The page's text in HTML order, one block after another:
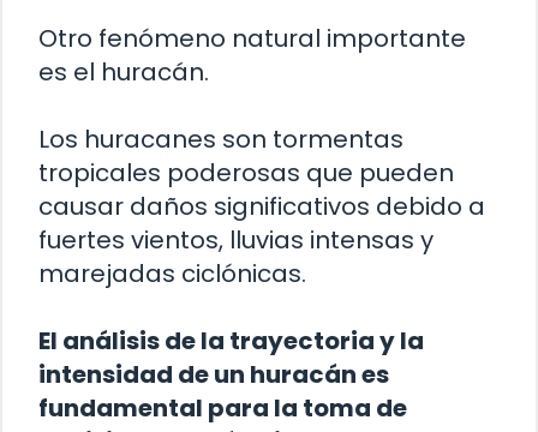
Otro fenómeno natural importante
es el huracán.
Los huracanes son tormentas
tropicales poderosas que pueden
causar daños significativos debido a
fuertes vientos, lluvias intensas y
marejadas ciclónicas.
El análisis de la trayectoria y la
intensidad de un huracán es
fundamental para la toma de